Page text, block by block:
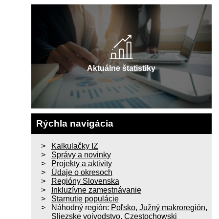
Aktuálne štatistiky
Rýchla navigácia
Kalkulačky IZ
Správy a novinky
Projekty a aktivity
Údaje o okresoch
Regióny Slovenska
Inkluzívne zamestnávanie
Starnutie populácie
Náhodný región: Poľsko, Južný makroregión,
Sliezske vojvodstvo, Czestochowski